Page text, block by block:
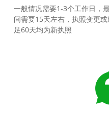
一般情况需要1-3个工作日，
间需要15天左右，执照变更
足60天均为新执照